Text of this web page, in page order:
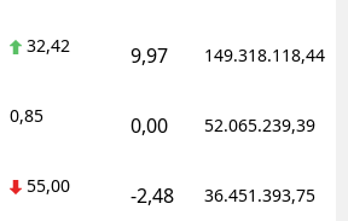
32,42 9,97 149.318.118,44
0,85 0,00 52.065.239,39
55,00 -2,48 36.451.393,75